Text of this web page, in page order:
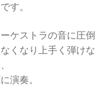
す。
ケストラの音に圧倒
くなり上手く弾けな
演奏。